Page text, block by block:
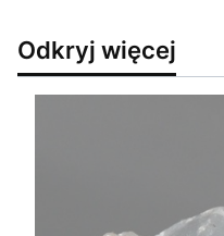
Odkryj więcej